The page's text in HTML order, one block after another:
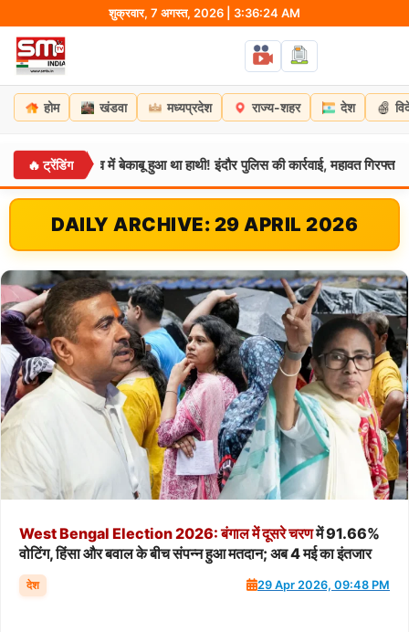
content
शुक्रवार, 7 अगस्त, 2026 | 3:36:25 AM
होम खंडवा मध्यप्रदेश राज्य-शहर देश
🔥 ट्रेंडिंग
में बेकाबू हुआ था हाथी! इंदौर पुलिस की कार्रवाई, महावत गिरफ्तार मध्यप्रदेश:
DAILY ARCHIVE: 29 APRIL 2026
WestBengal Election2026: बंगालमेंदूसरेचरणमें 91.66%
वोटिंग, हिंसा और बवाल के बीच संपन्न हुआ मतदान; अब 4 मई का इंतजार
देश 29 Apr 2026, 09:48 PM